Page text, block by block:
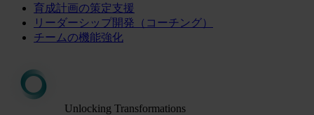
育成計画の策定支援
リーダーシップ開発（コーチング）
チームの機能強化
Unlocking Transformations